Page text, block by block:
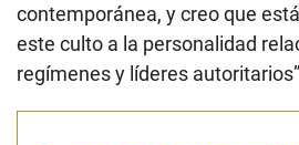
contemporánea, y creo que
este culto a la personalidad
regímenes y líderes